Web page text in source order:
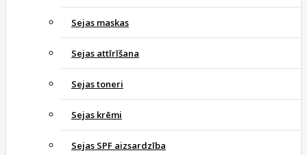
Sejas maskas
Sejas attīrīšana
Sejas toneri
Sejas krēmi
Sejas SPF aizsardzība